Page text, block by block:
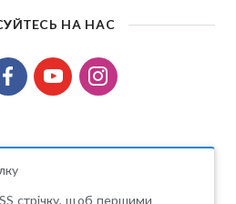
НА НАС
стрічку, щоб першими